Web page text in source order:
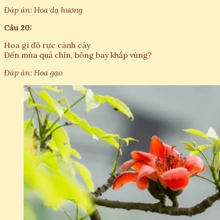
Đáp án: Hoa dạ hương
Câu 20:
Hoa gì đỏ rực cành cây
Đến mùa quả chín, bông bay khắp vùng?
Đáp án: Hoa gạo